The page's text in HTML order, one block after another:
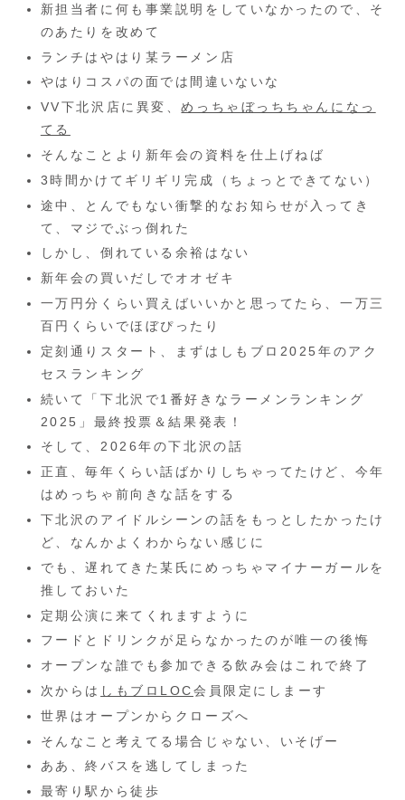
新担当者に何も事業説明をしていなかったので、そ
のあたりを改めて
ランチはやはり某ラーメン店
やはりコスパの面では間違いないな
VV下北沢店に異変、めっちゃぼっちちゃんになっ
てる
そんなことより新年会の資料を仕上げねば
3時間かけてギリギリ完成（ちょっとできてない）
途中、とんでもない衝撃的なお知らせが入ってき
て、マジでぶっ倒れた
しかし、倒れている余裕はない
新年会の買いだしでオオゼキ
一万円分くらい買えばいいかと思ってたら、一万三
百円くらいでほぼぴったり
定刻通りスタート、まずはしもブロ2025年のアク
セスランキング
続いて「下北沢で1番好きなラーメンランキング
2025」最終投票＆結果発表！
そして、2026年の下北沢の話
正直、毎年くらい話ばかりしちゃってたけど、今年
はめっちゃ前向きな話をする
下北沢のアイドルシーンの話をもっとしたかったけ
ど、なんかよくわからない感じに
でも、遅れてきた某氏にめっちゃマイナーガールを
推しておいた
定期公演に来てくれますように
フードとドリンクが足らなかったのが唯一の後悔
オープンな誰でも参加できる飲み会はこれで終了
次からは しもブロLOC会員限定にしまーす
世界はオープンからクローズへ
そんなこと考えてる場合じゃない、いそげー
ああ、終バスを逃してしまった
最寄り駅から徒歩